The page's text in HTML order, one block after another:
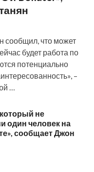
сообщил, что может
будет работа по
потенциально
–
…
не
один человек на
сообщает Джон